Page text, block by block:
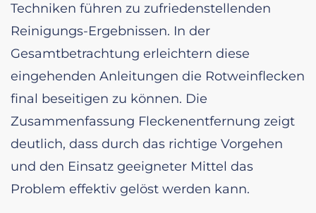
Techniken führen zu zufriedenstellenden
Reinigungs-Ergebnissen. In der
Gesamtbetrachtung erleichtern diese
eingehenden Anleitungen die Rotweinflecken
final beseitigen zu können. Die
Zusammenfassung Fleckenentfernung zeigt
deutlich, dass durch das richtige Vorgehen
und den Einsatz geeigneter Mittel das
Problem effektiv gelöst werden kann.